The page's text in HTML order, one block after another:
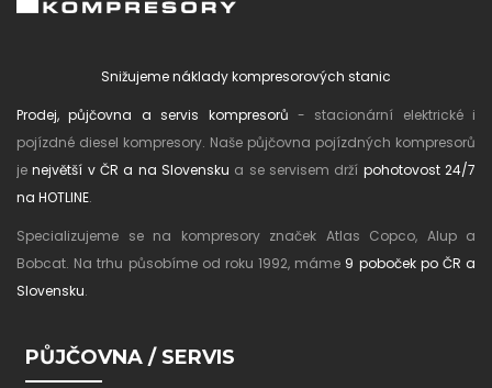
Snižujeme náklady kompresorových stanic
Prodej, půjčovna a servis kompresorů - stacionární elektrické i
pojízdné diesel kompresory. Naše půjčovna pojízdných kompresorů
jenejvětší v ČR a na Slovensku a se servisem drží pohotovost 24/7
na HOTLINE.
Specializujeme se na kompresory značek Atlas Copco, Alup a
Bobcat. Na trhu působíme od roku 1992, máme 9 poboček po ČR a
Slovensku.
PŮJČOVNA / SERVIS